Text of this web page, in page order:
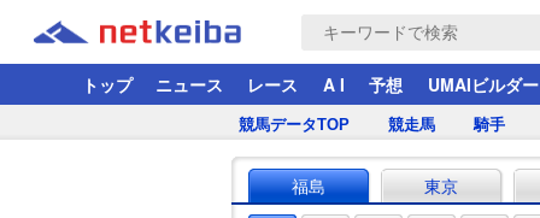
トップ ニュース レース A I 予想 UMAIビルダー
競馬データTOP 競走馬 騎手
福島 東京